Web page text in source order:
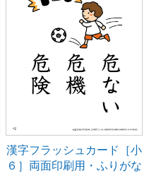
漢字フラッシュカード［小
６］両面印刷用・ふりがな